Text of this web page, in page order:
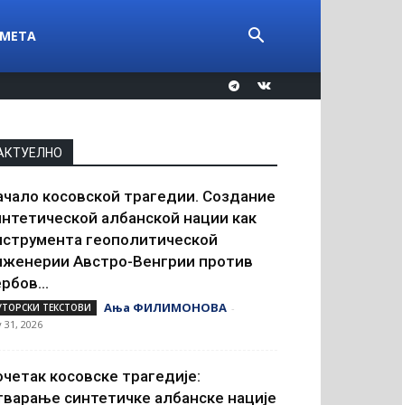
косовской трагедии. Создание
албанской нации как
геополитической
Австро-Венгрии против
ТЕКСТОВИ Ања ФИЛИМОНОВА -
31, 2026
косовске трагедије:
синтетичке албанске нације